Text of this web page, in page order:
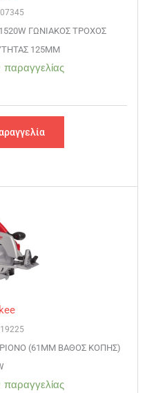
1520W ΓΩΝΙΑΚΟΣ ΤΡΟΧΟΣ
125ΜΜ
παραγγελίας
(61ΜΜ ΒΑΘΟΣ ΚΟΠΗΣ)
παραγγελίας